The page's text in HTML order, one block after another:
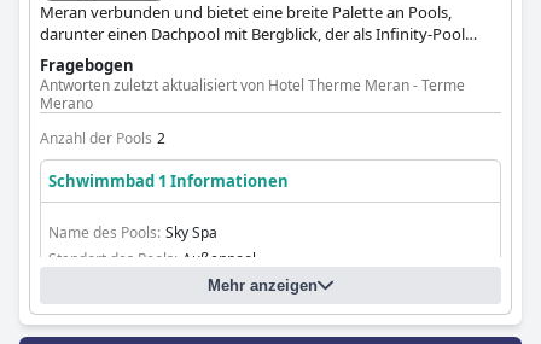
Meran verbunden und bietet eine breite Palette an Pools,
darunter einen Dachpool mit Bergblick, der als Infinity-Pool
fungiert. Das Hotel bietet zudem exzellenten Service und eine
fantastische Atmosphäre.
Fragebogen
Antworten zuletzt aktualisiert von Hotel Therme Meran - Terme
Merano
Anzahl der Pools 2
Schwimmbad 1 Informationen
Name des Pools: Sky Spa
Standort des Pools: Außenpool
Mehr anzeigen